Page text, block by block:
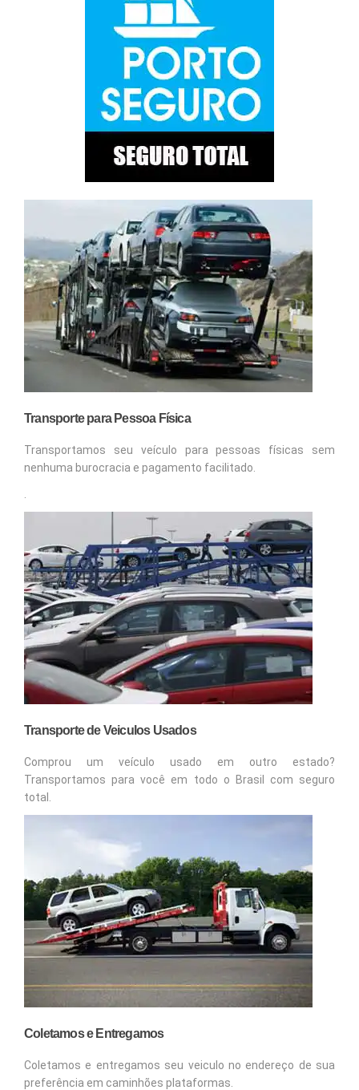
Transporte para Pessoa Física
Transportamos seu veículo para pessoas físicas sem
nenhuma burocracia e pagamento facilitado.
Transporte de Veiculos Usados
Comprou um veículo usado em outro estado?
Transportamos para você em todo o Brasil com seguro
total.
Coletamos e Entregamos
Coletamos e entregamos seu veiculo no endereço de sua
preferência em caminhões plataformas.